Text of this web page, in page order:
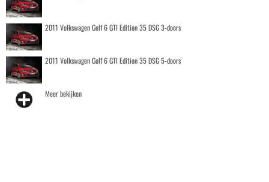
2011 Volkswagen Golf 6 GTI Edition 35 DSG 3-doors
2011 Volkswagen Golf 6 GTI Edition 35 DSG 5-doors
Meer bekijken